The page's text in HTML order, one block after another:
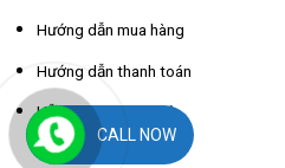
Hướng dẫn mua hàng
Hướng dẫn thanh toán
Hỗ trợ thông tin nhà
xe các tỉnhCALL NOW